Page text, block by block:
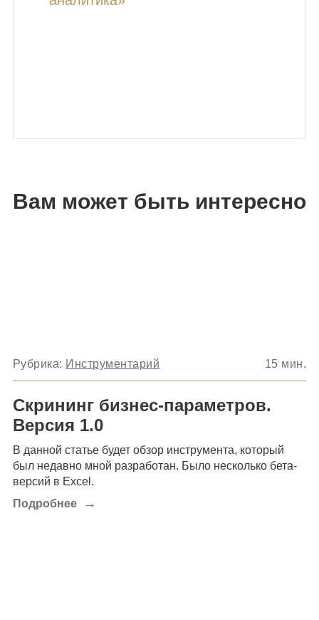
Вам может быть интересно
Рубрика: Инструментарий 15 мин.
Скрининг бизнес-параметров.
Версия 1.0
В данной статье будет обзор инструмента, который
был недавно мной разработан. Было несколько бета-
версий в Excel.
Подробнее
→